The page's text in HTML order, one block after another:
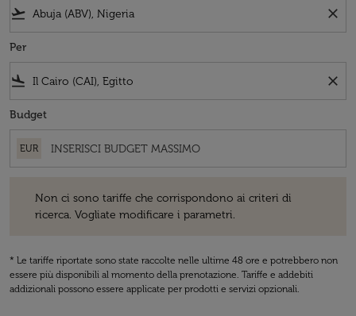
flight_takeoff close
Per
flight_land close
Budget
EUR
Non ci sono tariffe che corrispondono ai criteri di
ricerca. Vogliate modificare i parametri.
* Le tariffe riportate sono state raccolte nelle ultime 48 ore e potrebbero non
essere più disponibili al momento della prenotazione. Tariffe e addebiti
addizionali possono essere applicate per prodotti e servizi opzionali.